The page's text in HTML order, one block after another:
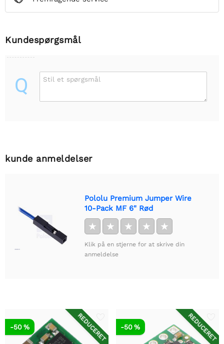
Kundespørgsmål
Q Stil et spørgsmål
kunde anmeldelser
Pololu Premium Jumper Wire
10-Pack MF 6" Rød
★ ★ ★ ★ ★
Klik på en stjerne for at skrive din
anmeldelse
REDUCERET
-50 % REDUCERET
-50 %